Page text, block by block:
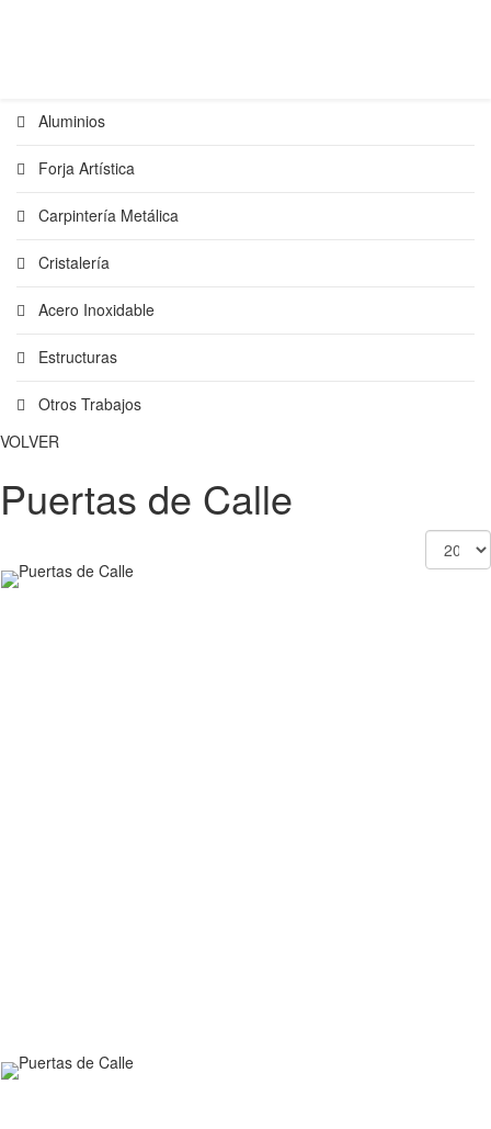
Aluminios
Forja Artística
Carpintería Metálica
Cristalería
Acero Inoxidable
Estructuras
Otros Trabajos
VOLVER
Puertas de Calle